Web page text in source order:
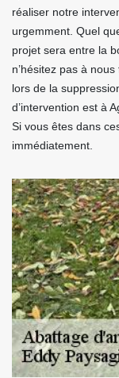
réaliser notre
urgemment. Quel
projet sera entre la
n’hésitez pas à
lors de la
d’intervention est à
Si vous êtes dans
immédiatement.